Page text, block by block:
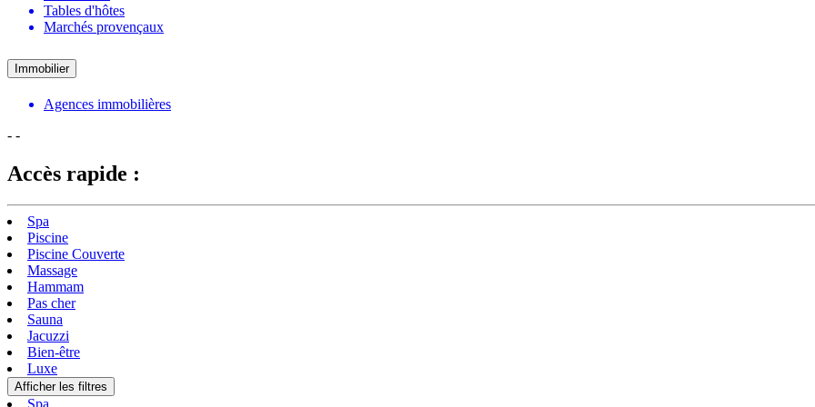
Tables d'hôtes
Marchés provençaux
Immobilier
Agences immobilières
- -
Accès rapide :
Spa
Piscine
Piscine Couverte
Massage
Hammam
Pas cher
Sauna
Jacuzzi
Bien-être
Luxe
Afficher les filtres
Spa